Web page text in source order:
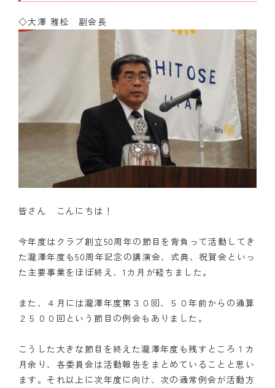
◇大澤 雅松 副会長
皆さん こんにちは！
今年度はクラブ創立50周年の節目を背負って活動してき
た瀧澤年度も50周年記念の講演会、式典、祝賀会といっ
た主要事業をほぼ終え、1カ月が経ちました。
また、４月には瀧澤年度第３０回、５０年前からの通算
２５００回という節目の例会もありました。
こうした大きな節目を終えた瀧澤年度も残すところ１カ
月余り、各委員会は活動報告をまとめていることと思い
ます。それ以上に次年度に向け、次の通常例会が活動方